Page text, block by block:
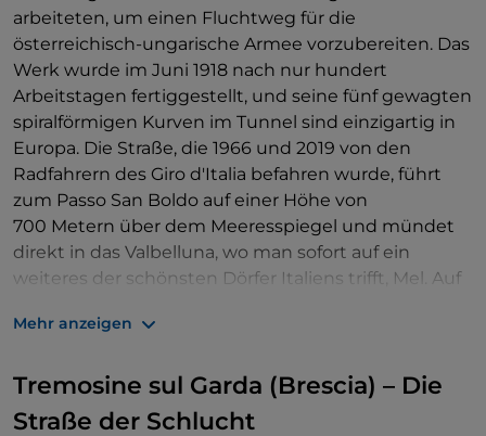
arbeiteten, um einen Fluchtweg für die
österreichisch-ungarische Armee vorzubereiten. Das
Werk wurde im Juni 1918 nach nur hundert
Arbeitstagen fertiggestellt, und seine fünf gewagten
spiralförmigen Kurven im Tunnel sind einzigartig in
Europa. Die Straße, die 1966 und 2019 von den
Radfahrern des Giro d'Italia befahren wurde, führt
zum Passo San Boldo auf einer Höhe von
700 Metern über dem Meeresspiegel und mündet
direkt in das Valbelluna, wo man sofort auf ein
weiteres der schönsten Dörfer Italiens trifft, Mel. Auf
Museum, das die Phasen der Umsetzung des
ein botanischer Garten mit Heilkräutern und ein
Rastplatz angelegt. Der Bosco delle Penne Mozze,
Mehr anzeigen
Tremosine sul Garda (Brescia) – Die
Straße der Schlucht